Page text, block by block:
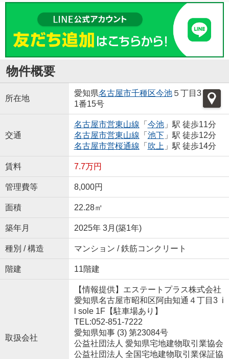
物件概要
所在地
愛知県名古屋市千種区今池５丁目3
1番15号
交通
名古屋市営東山線 「 今池」駅 徒歩11分
名古屋市営東山線 「 池下」駅 徒歩12分
名古屋市営桜通線 「 吹上 」駅 徒歩14分
賃料 7.7万円
管理費等 8,000円
面積 22.28㎡
築年月 2025年 3月(築1年)
種別 / 構造 マンション / 鉄筋コンクリート
階建 11階建
取扱会社
【情報提供】エステートプラス株式会社
愛知県名古屋市昭和区阿由知通４丁目3 i
l sole 1F【駐車場あり】
TEL:052-851-7222
愛知県知事 (3) 第23084号
公益社団法人 愛知県宅地建物取引業協会
公益社団法人 全国宅地建物取引業保証協